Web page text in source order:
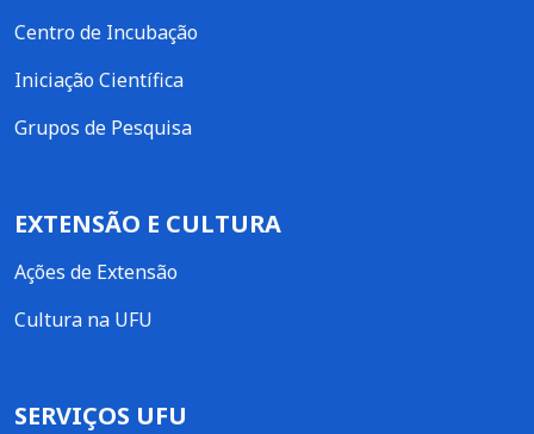
Centro de Incubação
Iniciação Científica
Grupos de Pesquisa
EXTENSÃO E CULTURA
Ações de Extensão
Cultura na UFU
SERVIÇOS UFU